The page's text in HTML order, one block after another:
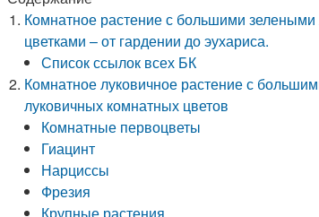
Комнатное растение с большими
цветками – от гардении до эухариса.
Список ссылок всех БК
Комнатное луковичное растение с
луковичных комнатных цветов
Комнатные первоцветы
Гиацинт
Нарциссы
Фрезия